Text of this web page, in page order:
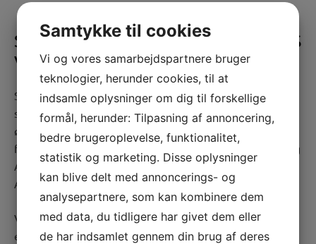
STØTTE FRA STAIRWAY DANMARKS
VENNER
Stairway Danmarks nyder godt af en kreds af trofaste
støtter, som igennem mange år har støttet os
økonomisk. Det gælder en række private, som giver et
fast månedligt bidrag, og det gælder fonde som Paula og
Axel Nissens Legat, Metro-Schrøder Fonden og Tage
Abildgaard Holding.
Vi får også støtte fra de såkaldte udlodningsmidler
er overskuddet fra Danske Spil, og pengene må kun
Samtykke til cookies
Vi og vores samarbejdspartnere bruger
teknologier, herunder cookies, til at
indsamle oplysninger om dig til forskellige
formål, herunder: Tilpasning af annoncering,
bedre brugeroplevelse, funktionalitet,
statistik og marketing. Disse oplysninger
kan blive delt med annoncerings- og
analysepartnere, som kan kombinere dem
med data, du tidligere har givet dem eller
de har indsamlet gennem din brug af deres